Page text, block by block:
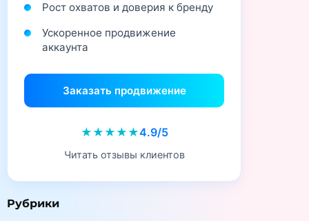
Рост охватов и доверия к бренду
Ускоренное продвижение
аккаунта
Заказать продвижение
★★★★★4.9/5
Читать отзывы клиентов
Рубрики